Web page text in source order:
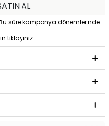
AL
süre kampanya dönemlerinde
tıklayınız.